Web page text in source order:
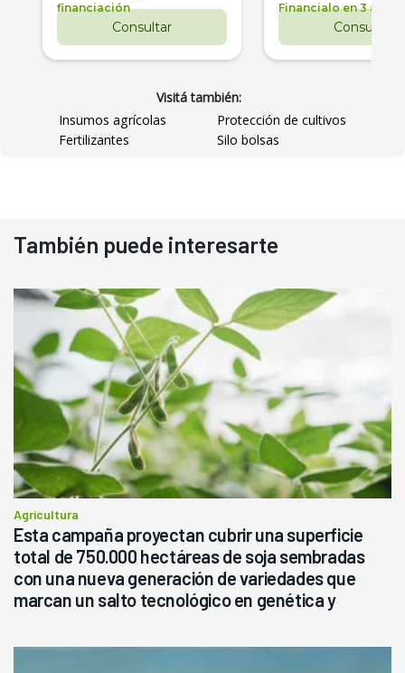
financiación
Consultar
Financialo en 3 años
Consultar
Visitá también:
Insumos agrícolas
Protección de cultivos
Fertilizantes
Silo bolsas
También puede interesarte
Agricultura
Esta campaña proyectan cubrir una superficie
total de 750.000 hectáreas de soja sembradas
con una nueva generación de variedades que
marcan un salto tecnológico en genética y